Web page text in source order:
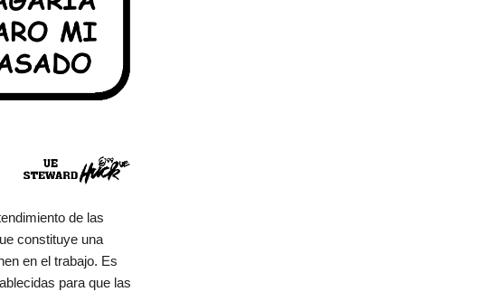
de las
constituye una
en el trabajo. Es
para que las